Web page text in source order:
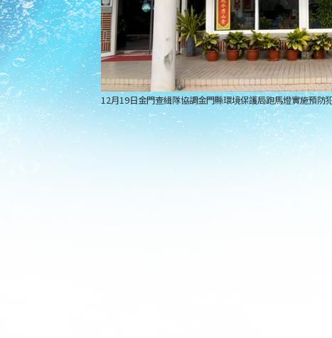
12月19日金門查緝隊協調金門縣環境保護局跑馬燈實施預防